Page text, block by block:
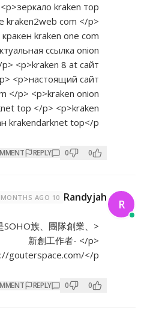
</p> <p>зеркало kraken тор
kraken2web com </p>
кракен kraken one com
актуальная ссылка onion
com </p> <p>kraken 8 at сайт
</p> <p>настоящий сайт
com </p> <p>kraken onion
top </p> <p>kraken
2 фан krakendarknet top</p>
0
REPLY
COMMENT
Randyjah
10 MONTHS AGO
您是SOHO族、團隊創業、
新創工作者- </p>
https://gouterspace.com/</p>
0
REPLY
COMMENT